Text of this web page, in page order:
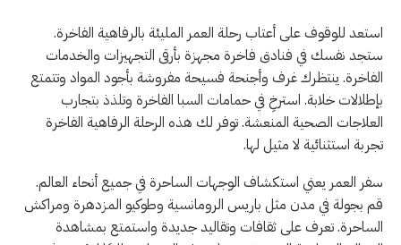
استعد للوقوف على أعتاب رحلة العمر المليئة بالرفاهية الفاخرة.
ستجد نفسك في فنادق فاخرة مجهزة بأرقى التجهيزات والخدمات
الفاخرة. ينتظرك غرف وأجنحة فسيحة مفروشة بأجود المواد وتتمتع
بإطلالات خلابة. استرخِ في حمامات السبا الفاخرة وتلذذ بتجارب
العلاجات الصحية المنعشة. توفر لك هذه الرحلة الرفاهية الفاخرة
تجربة استثنائية لا مثيل لها.
سفر العمر يعني استكشاف الوجهات الساحرة في جميع أنحاء العالم.
قم بجولة في مدن مثل باريس الرومانسية وطوكيو المزدهرة ومراكش
الساحرة. تعرف على ثقافات وتقاليد جديدة واستمتع بمشاهدة